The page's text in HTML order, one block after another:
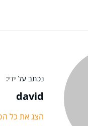
נכתב על ידי:
david
הצג את כל